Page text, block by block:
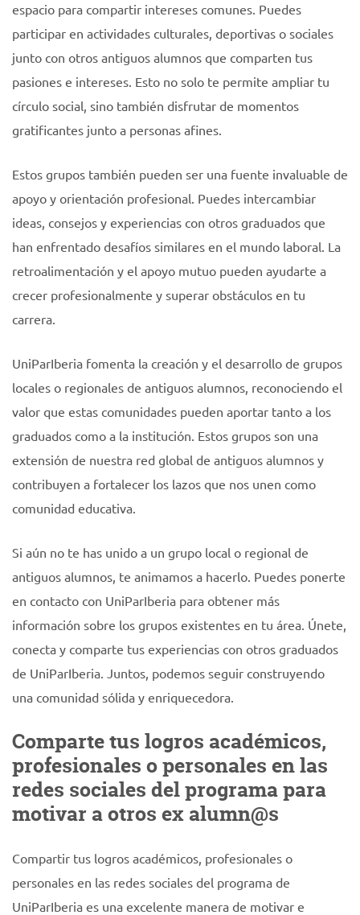
espacio para compartir intereses comunes. Puedes
participar en actividades culturales, deportivas o sociales
junto con otros antiguos alumnos que comparten tus
pasiones e intereses. Esto no solo te permite ampliar tu
círculo social, sino también disfrutar de momentos
gratificantes junto a personas afines.
Estos grupos también pueden ser una fuente invaluable de
apoyo y orientación profesional. Puedes intercambiar
ideas, consejos y experiencias con otros graduados que
han enfrentado desafíos similares en el mundo laboral. La
retroalimentación y el apoyo mutuo pueden ayudarte a
crecer profesionalmente y superar obstáculos en tu
carrera.
UniParIberia fomenta la creación y el desarrollo de grupos
locales o regionales de antiguos alumnos, reconociendo el
valor que estas comunidades pueden aportar tanto a los
graduados como a la institución. Estos grupos son una
extensión de nuestra red global de antiguos alumnos y
contribuyen a fortalecer los lazos que nos unen como
comunidad educativa.
Si aún no te has unido a un grupo local o regional de
antiguos alumnos, te animamos a hacerlo. Puedes ponerte
en contacto con UniParIberia para obtener más
información sobre los grupos existentes en tu área. Únete,
conecta y comparte tus experiencias con otros graduados
de UniParIberia. Juntos, podemos seguir construyendo
una comunidad sólida y enriquecedora.
Comparte tus logros académicos,
profesionales o personales en las
redes sociales del programa para
motivar a otros ex alumn@s
Compartir tus logros académicos, profesionales o
personales en las redes sociales del programa de
UniParIberia es una excelente manera de motivar e